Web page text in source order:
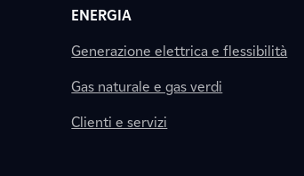
ENERGIA
Generazione elettrica e flessibilità
Gas naturale e gas verdi
Clienti e servizi